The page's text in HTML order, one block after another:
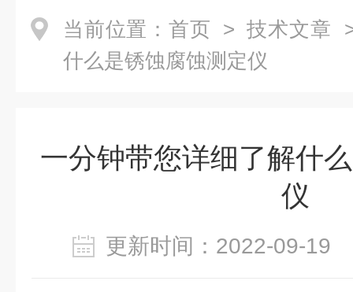
当前位置： 首页 > 技术文章
什么是锈蚀腐蚀测定仪
一分钟带您详细了解什
仪
更新时间：2022-09-